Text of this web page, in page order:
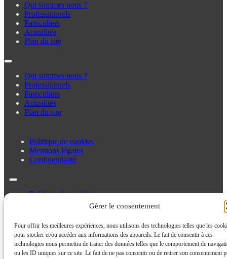
Gérer le consentement
Pour offrir les meilleures expériences, nous utilisons des technologies telles que les
pour stocker et/ou accéder aux informations des appareils. Le fait de consentir à ces
technologies nous permettra de traiter des données telles que le comportement de
ou les ID uniques sur ce site. Le fait de ne pas consentir ou de retirer son consentement
Qui sommes nous ?
Professionnels
Particuliers
Actualités
Plan du site
Qui sommes nous ?
Professionnels
Particuliers
Actualités
Plan du site
Politique de cookies
Mentions légales
Confidentialité
Politique de cookies